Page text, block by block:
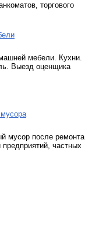
торгового
мебели. Кухни.
Выезд оценщика
мусор после ремонта
предприятий, частных